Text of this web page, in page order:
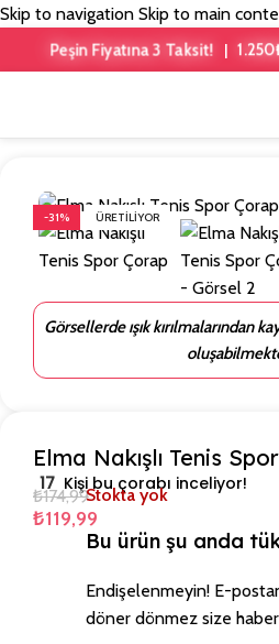
Skip to navigation Skip to main
Peşin Fiyatına 3 Taksit! |
-31% ÜRETILIYOR
Görsellerde ışık kırılmalarından
Elma Nakışlı Tenis
17 Kişi bu çorabı inceliyor!
₺174,99
₺119,99
Stokta yok
Bu ürün şu anda
Endişelenmeyin! E-
döner dönmez size